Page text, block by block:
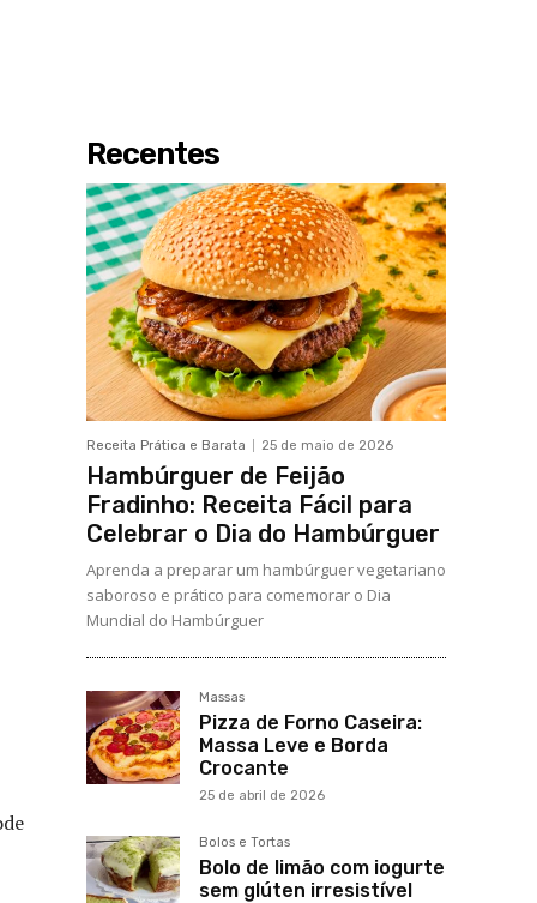
Recentes
Receita Prática e Barata 25 de maio de 2026
Hambúrguer de Feijão
Fradinho: Receita Fácil para
Celebrar o Dia do Hambúrguer
Aprenda a preparar um hambúrguer vegetariano
saboroso e prático para comemorar o Dia
Mundial do Hambúrguer
Massas
Pizza de Forno Caseira:
Massa Leve e Borda
Crocante
25 de abril de 2026
Bolos e Tortas
Bolo de limão com iogurte
sem glúten irresistível